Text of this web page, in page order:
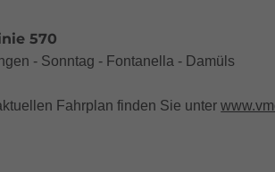
570
- Sonntag - Fontanella - Damüls
Fahrplan finden Sie unter